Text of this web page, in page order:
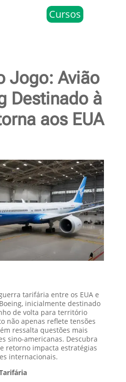
Cursos
Jogo: Avião
Destinado à
aos EUA
tarifária entre os EUA e
inicialmente destinado
de volta para território
não apenas reflete tensões
ressalta questões mais
sino-americanas. Descubra
retorno impacta estratégias
internacionais.